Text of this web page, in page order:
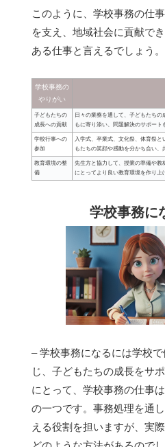
このように、学校事務の仕
を支え、地域社会に貢献で
ある仕事と言えるでしょう。
学校事務の
やりがい
子どもたちの
成長への貢献
日々の業務を通して、子どもたち
もに寄り添い、問題解決のサポート
学校行事への
参加
入学式、卒業式、文化祭、体育祭
もたちの笑顔や感動を分かち合い、
教育環境の整
備
先生方と協力して、授業の準備や教
にとってより良い教育環境を作り上
学校事務に
– 学校事務になるには学校
じ、子どもたちの成長をサ
にとって、学校事務の仕事
の一つです。事務処理を通
える役割を担いますが、実